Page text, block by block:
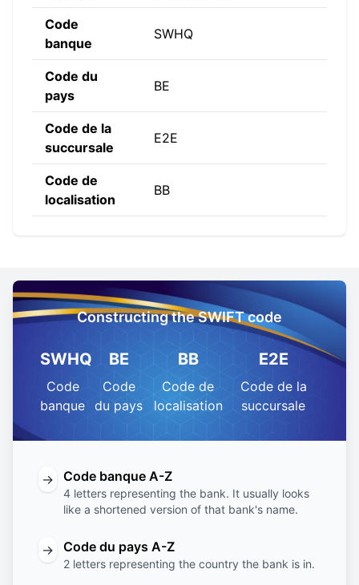
Code
banque
SWHQ
Code du
pays
BE
Code de la
succursale
E2E
Code de
localisation
BB
Constructing the SWIFT code
SWHQ
Code
banque
BE
Code
du pays
BB
Code de
localisation
E2E
Code de la
succursale
→ Code banque A-Z
4 letters representing the bank. It usually looks
like a shortened version of that bank's name.
→ Code du pays A-Z
2 letters representing the country the bank is in.